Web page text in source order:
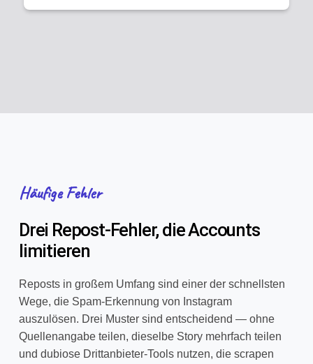
Häufige Fehler
Drei Repost-Fehler, die Accounts
limitieren
Reposts in großem Umfang sind einer der schnellsten
Wege, die Spam-Erkennung von Instagram
auszulösen. Drei Muster sind entscheidend — ohne
Quellenangabe teilen, dieselbe Story mehrfach teilen
und dubiose Drittanbieter-Tools nutzen, die scrapen